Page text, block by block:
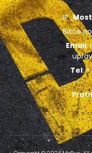
JP „
Bišće
Email:
Tel: